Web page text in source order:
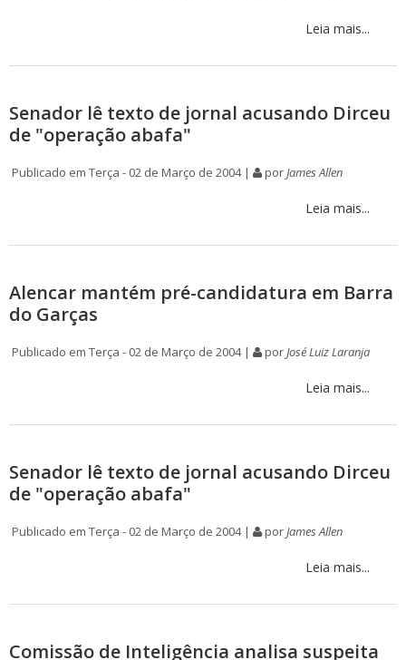
Leia mais...
Senador lê texto de jornal acusando Dirceu
de "operação abafa"
Publicado em Terça - 02 de Março de 2004 | porJames Allen
Leia mais...
Alencar mantém pré-candidatura em Barra
do Garças
Publicado em Terça - 02 de Março de 2004 | porJosé Luiz Laranja
Leia mais...
Senador lê texto de jornal acusando Dirceu
de "operação abafa"
Publicado em Terça - 02 de Março de 2004 | porJames Allen
Leia mais...
Comissão de Inteligência analisa suspeita